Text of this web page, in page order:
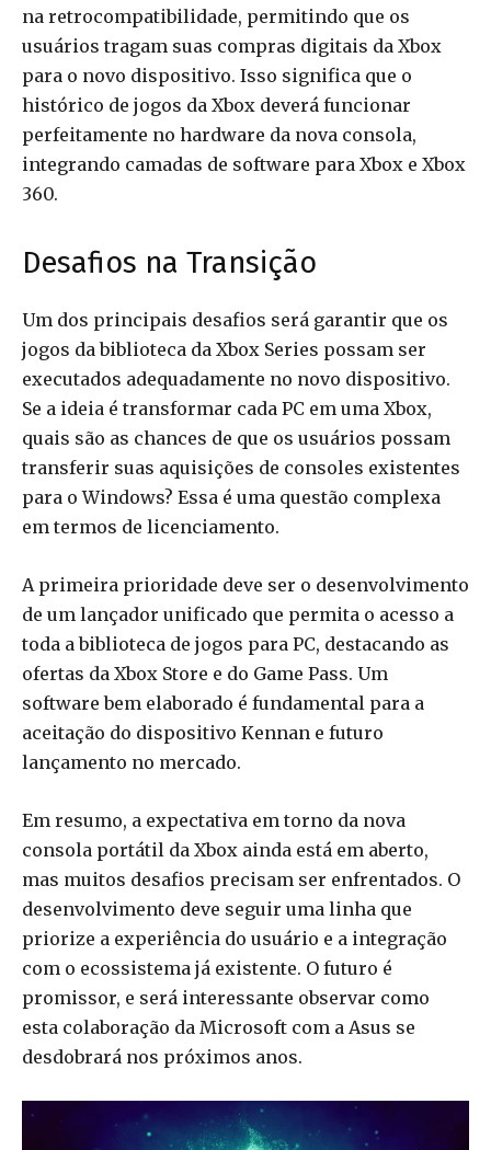
na retrocompatibilidade, permitindo que os
usuários tragam suas compras digitais da Xbox
para o novo dispositivo. Isso significa que o
histórico de jogos da Xbox deverá funcionar
perfeitamente no hardware da nova consola,
integrando camadas de software para Xbox e Xbox
360.
Desafios na Transição
Um dos principais desafios será garantir que os
jogos da biblioteca da Xbox Series possam ser
executados adequadamente no novo dispositivo.
Se a ideia é transformar cada PC em uma Xbox,
quais são as chances de que os usuários possam
transferir suas aquisições de consoles existentes
para o Windows? Essa é uma questão complexa
em termos de licenciamento.
A primeira prioridade deve ser o desenvolvimento
de um lançador unificado que permita o acesso a
toda a biblioteca de jogos para PC, destacando as
ofertas da Xbox Store e do Game Pass. Um
software bem elaborado é fundamental para a
aceitação do dispositivo Kennan e futuro
lançamento no mercado.
Em resumo, a expectativa em torno da nova
consola portátil da Xbox ainda está em aberto,
mas muitos desafios precisam ser enfrentados. O
desenvolvimento deve seguir uma linha que
priorize a experiência do usuário e a integração
com o ecossistema já existente. O futuro é
promissor, e será interessante observar como
esta colaboração da Microsoft com a Asus se
desdobrará nos próximos anos.